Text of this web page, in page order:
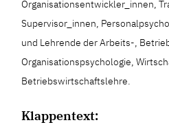
Organisationsentwickler_innen,
Supervisor_innen,
und Lehrende der Arbeits-,
Organisationspsychologie,
Betriebswirtschaftslehre.
Klappentext: